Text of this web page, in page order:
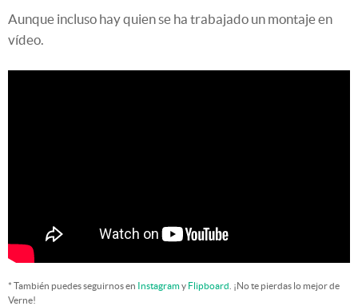
Aunque incluso hay quien se ha trabajado un montaje en
vídeo.
* También puedes seguirnos en Instagramy Flipboard . ¡No te pierdas lo mejor de
Verne!